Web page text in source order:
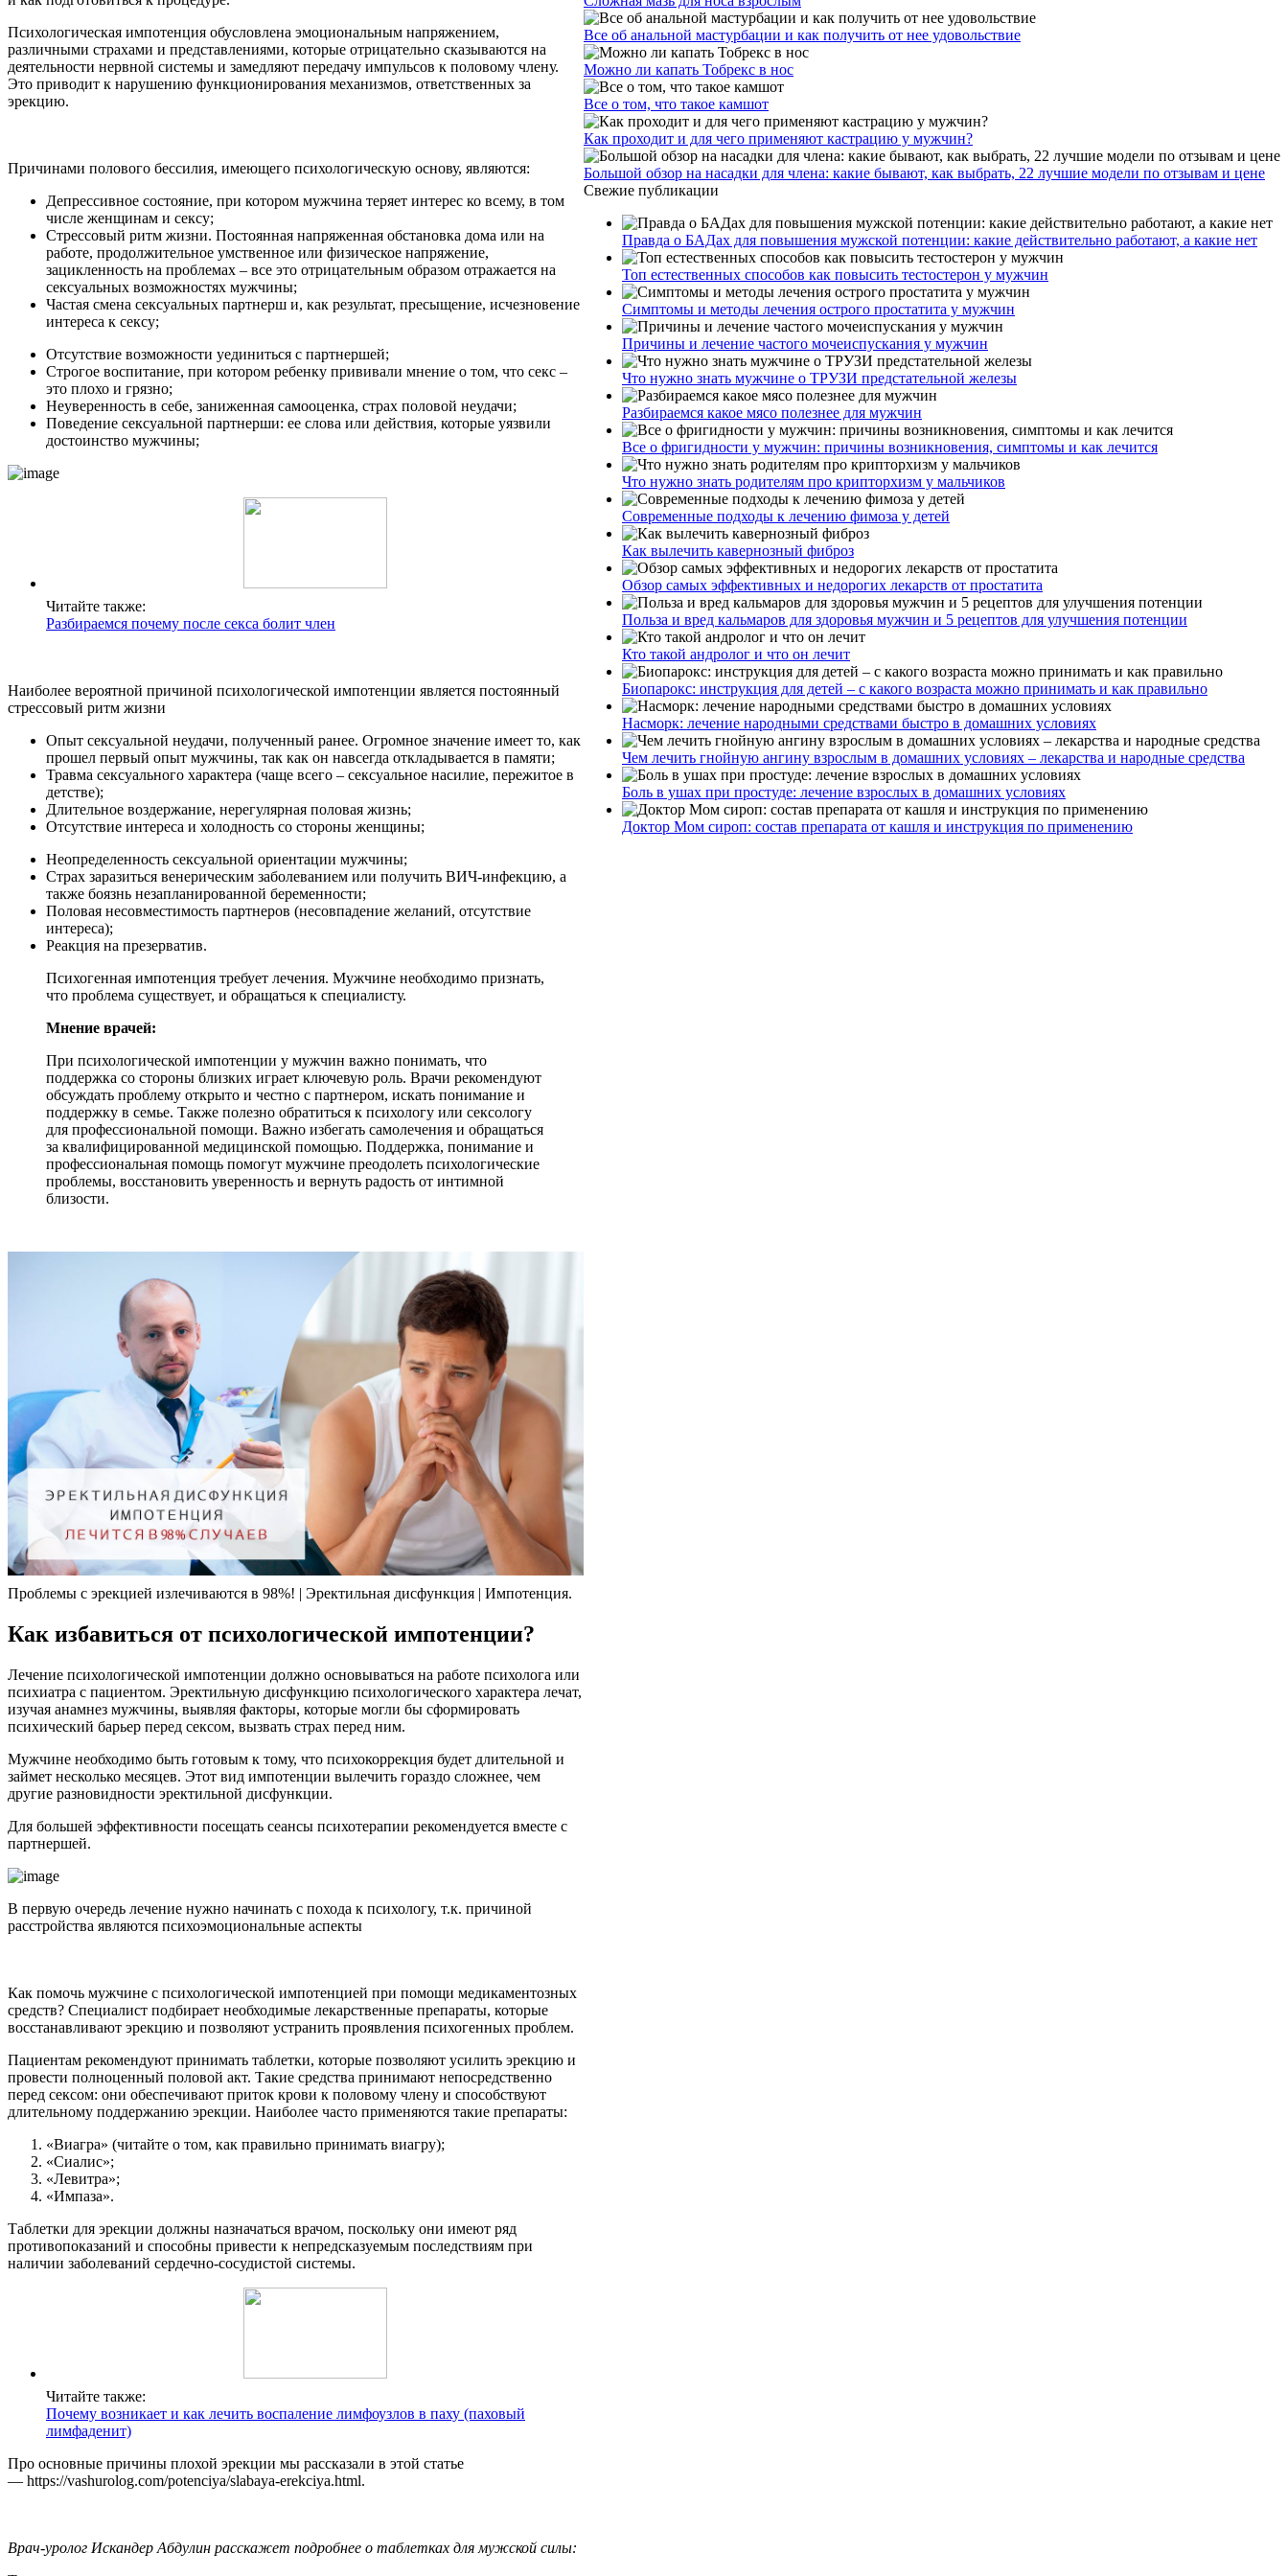
Психологическая импотенция обусловлена эмоциональным напряжением,
различными страхами и представлениями, которые отрицательно сказываются на
деятельности нервной системы и замедляют передачу импульсов к половому члену.
Это приводит к нарушению функционирования механизмов, ответственных за
эрекцию.
Причинами полового бессилия, имеющего психологическую основу, являются:
Депрессивное состояние, при котором мужчина теряет интерес ко всему, в том
числе женщинам и сексу;
Стрессовый ритм жизни. Постоянная напряженная обстановка дома или на
работе, продолжительное умственное или физическое напряжение,
зацикленность на проблемах – все это отрицательным образом отражается на
сексуальных возможностях мужчины;
Частая смена сексуальных партнерш и, как результат, пресыщение, исчезновение
интереса к сексу;
Отсутствие возможности уединиться с партнершей;
Строгое воспитание, при котором ребенку прививали мнение о том, что секс –
это плохо и грязно;
Неуверенность в себе, заниженная самооценка, страх половой неудачи;
Поведение сексуальной партнерши: ее слова или действия, которые уязвили
достоинство мужчины;
Читайте также:
Разбираемся почему после секса болит член
Наиболее вероятной причиной психологической импотенции является постоянный
стрессовый ритм жизни
Опыт сексуальной неудачи, полученный ранее. Огромное значение имеет то, как
прошел первый опыт мужчины, так как он навсегда откладывается в памяти;
Травма сексуального характера (чаще всего – сексуальное насилие, пережитое в
детстве);
Длительное воздержание, нерегулярная половая жизнь;
Отсутствие интереса и холодность со стороны женщины;
Неопределенность сексуальной ориентации мужчины;
Страх заразиться венерическим заболеванием или получить ВИЧ-инфекцию, а
также боязнь незапланированной беременности;
Половая несовместимость партнеров (несовпадение желаний, отсутствие
интереса);
Реакция на презерватив.
Психогенная импотенция требует лечения. Мужчине необходимо признать,
что проблема существует, и обращаться к специалисту.
Мнение врачей:
При психологической импотенции у мужчин важно понимать, что
поддержка со стороны близких играет ключевую роль. Врачи рекомендуют
обсуждать проблему открыто и честно с партнером, искать понимание и
поддержку в семье. Также полезно обратиться к психологу или сексологу
для профессиональной помощи. Важно избегать самолечения и обращаться
за квалифицированной медицинской помощью. Поддержка, понимание и
профессиональная помощь помогут мужчине преодолеть психологические
проблемы, восстановить уверенность и вернуть радость от интимной
близости.
Проблемы с эрекцией излечиваются в 98%! | Эректильная дисфункция | Импотенция.
Как избавиться от психологической импотенции?
Лечение психологической импотенции должно основываться на работе психолога или
психиатра с пациентом. Эректильную дисфункцию психологического характера лечат,
изучая анамнез мужчины, выявляя факторы, которые могли бы сформировать
психический барьер перед сексом, вызвать страх перед ним.
Мужчине необходимо быть готовым к тому, что психокоррекция будет длительной и
займет несколько месяцев. Этот вид импотенции вылечить гораздо сложнее, чем
другие разновидности эректильной дисфункции.
Для большей эффективности посещать сеансы психотерапии рекомендуется вместе с
партнершей.
В первую очередь лечение нужно начинать с похода к психологу, т.к. причиной
расстройства являются психоэмоциональные аспекты
Как помочь мужчине с психологической импотенцией при помощи медикаментозных
средств? Специалист подбирает необходимые лекарственные препараты, которые
восстанавливают эрекцию и позволяют устранить проявления психогенных проблем.
Пациентам рекомендуют принимать таблетки, которые позволяют усилить эрекцию и
провести полноценный половой акт. Такие средства принимают непосредственно
перед сексом: они обеспечивают приток крови к половому члену и способствуют
длительному поддержанию эрекции. Наиболее часто применяются такие препараты:
«Виагра» (читайте о том, как правильно принимать виагру);
«Сиалис»;
«Левитра»;
«Импаза».
Таблетки для эрекции должны назначаться врачом, поскольку они имеют ряд
противопоказаний и способны привести к непредсказуемым последствиям при
наличии заболеваний сердечно-сосудистой системы.
Читайте также:
Почему возникает и как лечить воспаление лимфоузлов в паху (паховый
лимфаденит)
Про основные причины плохой эрекции мы рассказали в этой статье
— https://vashurolog.com/potenciya/slabaya-erekciya.html.
Врач-уролог Искандер Абдулин расскажет подробнее о таблетках для мужской силы:
Все об анальной мастурбации и как получить от нее удовольствие
Можно ли капать Тобрекс в нос
Все о том, что такое камшот
Как проходит и для чего применяют кастрацию у мужчин?
Большой обзор на насадки для члена: какие бывают, как выбрать, 22 лучшие модели по отзывам и цене
Свежие публикации
Правда о БАДах для повышения мужской потенции: какие действительно работают, а какие нет
Топ естественных способов как повысить тестостерон у мужчин
Симптомы и методы лечения острого простатита у мужчин
Причины и лечение частого мочеиспускания у мужчин
Что нужно знать мужчине о ТРУЗИ предстательной железы
Разбираемся какое мясо полезнее для мужчин
Все о фригидности у мужчин: причины возникновения, симптомы и как лечится
Что нужно знать родителям про крипторхизм у мальчиков
Современные подходы к лечению фимоза у детей
Как вылечить кавернозный фиброз
Обзор самых эффективных и недорогих лекарств от простатита
Польза и вред кальмаров для здоровья мужчин и 5 рецептов для улучшения потенции
Кто такой андролог и что он лечит
Биопарокс: инструкция для детей – с какого возраста можно принимать и как правильно
Насморк: лечение народными средствами быстро в домашних условиях
Чем лечить гнойную ангину взрослым в домашних условиях – лекарства и народные средства
Боль в ушах при простуде: лечение взрослых в домашних условиях
Доктор Мом сироп: состав препарата от кашля и инструкция по применению